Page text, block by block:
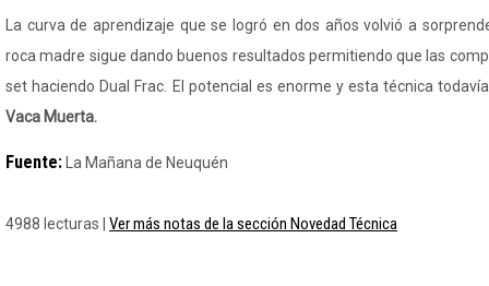
La curva de aprendizaje que se logró en dos años volvió a
roca madre sigue dando buenos resultados permitiendo que las
set haciendo Dual Frac. El potencial es enorme y esta técnica
Vaca Muerta.
Fuente: La Mañana de Neuquén
4988 lecturas | Ver más notas de la sección Novedad Técnica